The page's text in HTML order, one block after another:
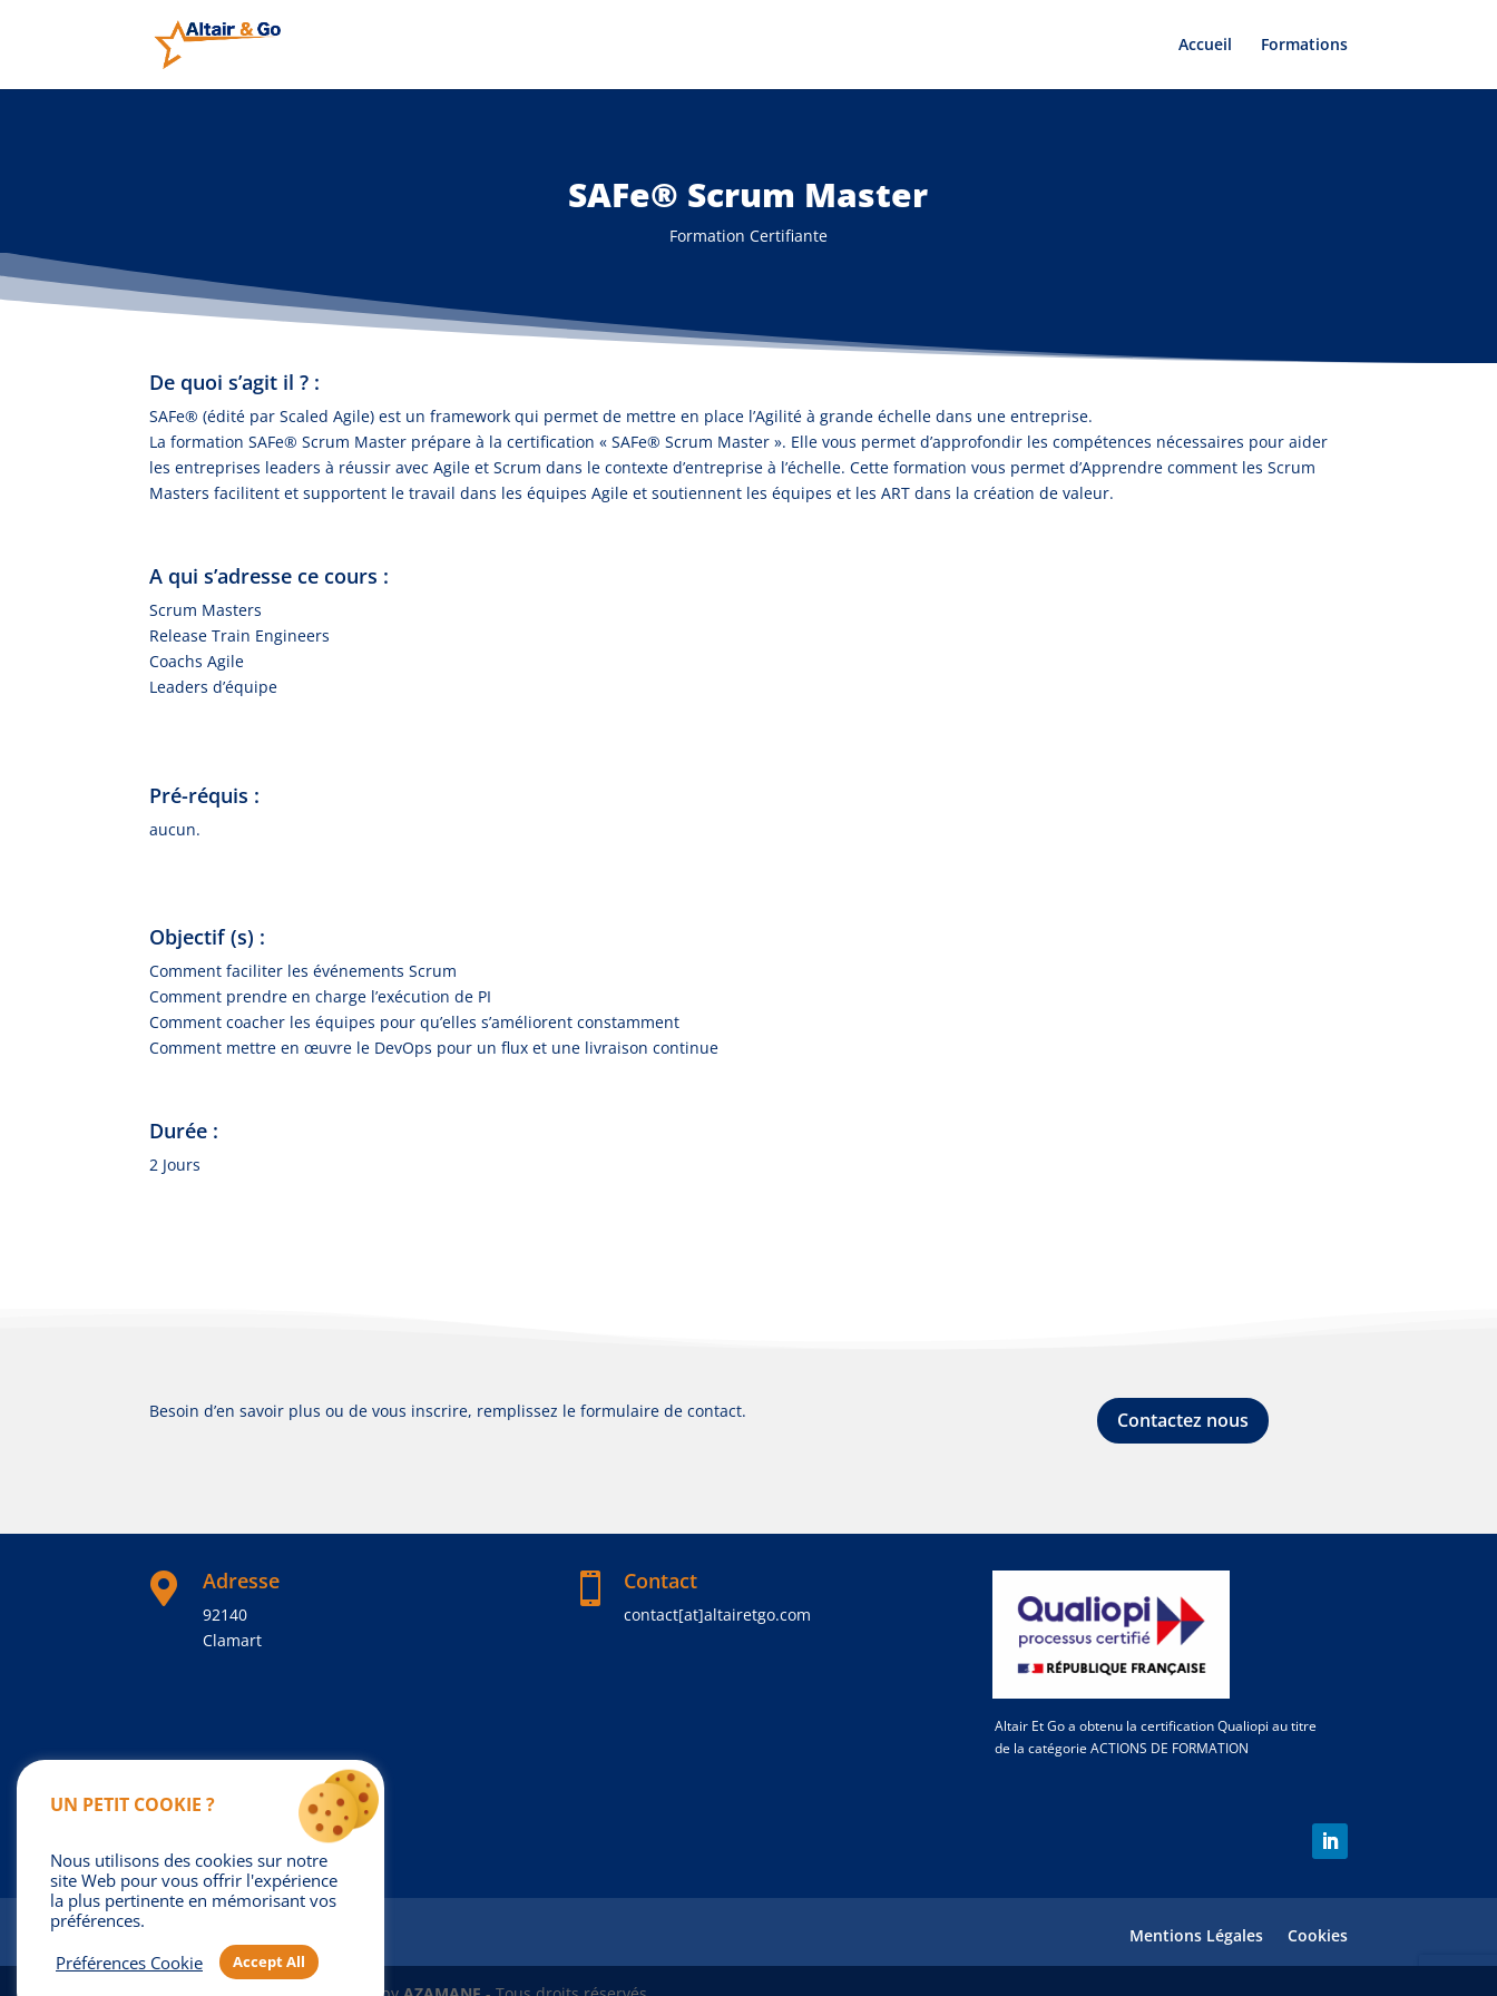
Accueil Formations
SAFe® Scrum Master
Formation Certifiante
De quoi s’agit il ? :
SAFe® (édité par Scaled Agile) est un framework qui permet de mettre en place l’Agilité à grande échelle dans une entreprise.
La formation SAFe® Scrum Master prépare à la certification « SAFe® Scrum Master ». Elle vous permet d’approfondir les compétences nécessaires pour aider
les entreprises leaders à réussir avec Agile et Scrum dans le contexte d’entreprise à l’échelle. Cette formation vous permet d’Apprendre comment les Scrum
Masters facilitent et supportent le travail dans les équipes Agile et soutiennent les équipes et les ART dans la création de valeur.
A qui s’adresse ce cours :
Scrum Masters
Release Train Engineers
Coachs Agile
Leaders d’équipe
Pré-réquis :
aucun.
Objectif (s) :
Comment faciliter les événements Scrum
Comment prendre en charge l’exécution de PI
Comment coacher les équipes pour qu’elles s’améliorent constamment
Comment mettre en œuvre le DevOps pour un flux et une livraison continue
Durée :
2 Jours
Besoin d’en savoir plus ou de vous inscrire, remplissez le formulaire de contact. Contactez nous
 Adresse
92140
Clamart
 Contact
contact[at]altairetgo.com
Altair Et Go a obtenu la certification Qualiopi au titre
de la catégorie ACTIONS DE FORMATION
Mentions Légales Cookies
UN PETIT COOKIE ?
Nous utilisons des cookies sur notre
site Web pour vous offrir l'expérience
la plus pertinente en mémorisant vos
préférences.
Préférences Cookie
Accept All